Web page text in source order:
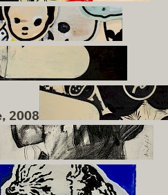
2008